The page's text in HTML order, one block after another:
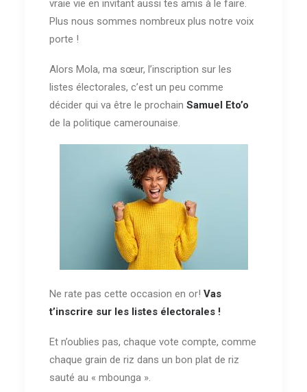
vraie vie en invitant aussi tes amis à le faire.
Plus nous sommes nombreux plus notre voix
porte !
Alors Mola, ma sœur, l’inscription sur les
listes électorales, c’est un peu comme
décider qui va être le prochain Samuel Eto’o
de la politique camerounaise.
Ne rate pas cette occasion en or! Vas
t’inscrire sur les listes électorales !
Et n’oublies pas, chaque vote compte, comme
chaque grain de riz dans un bon plat de riz
sauté au « mbounga ».